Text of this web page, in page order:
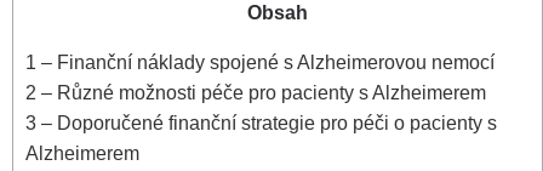
Obsah
1 – Finanční náklady spojené s Alzheimerovou nemocí
2 – Různé možnosti péče pro pacienty s Alzheimerem
3 – Doporučené finanční strategie pro péči o pacienty s
Alzheimerem